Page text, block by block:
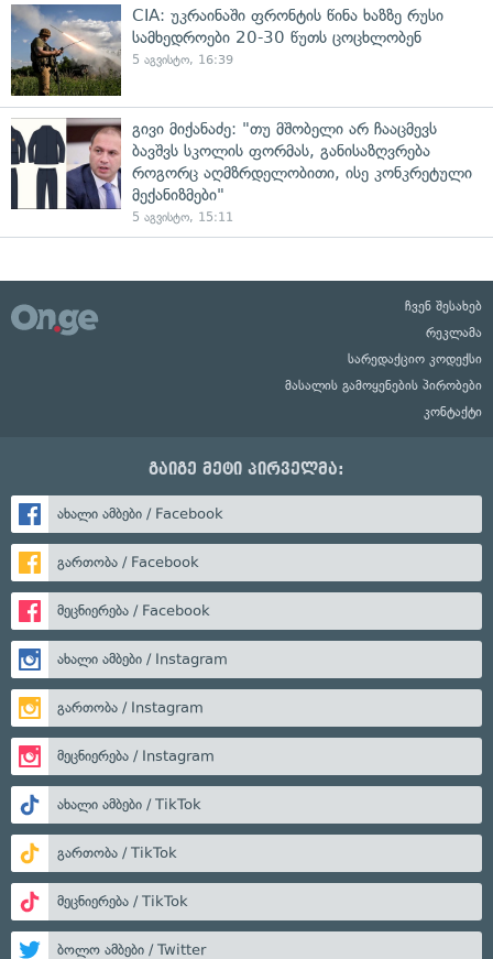
CIA: უკრაინაში ფრონტის წინა ხაზზე რუსი
სამხედროები 20-30 წუთს ცოცხლობენ
5 აგვისტო, 16:39
გივი მიქანაძე: "თუ მშობელი არ ჩააცმევს
ბავშვს სკოლის ფორმას, განისაზღვრება
როგორც აღმზრდელობითი, ისე კონკრეტული
მექანიზმები"
5 აგვისტო, 15:11
ჩვენ შესახებ
რეკლამა
სარედაქციო კოდექსი
მასალის გამოყენების პირობები
კონტაქტი
გაიგე მეტი პირველმა:
ახალი ამბები / Facebook
გართობა / Facebook
მეცნიერება / Facebook
ახალი ამბები / Instagram
გართობა / Instagram
მეცნიერება / Instagram
ახალი ამბები / TikTok
გართობა / TikTok
მეცნიერება / TikTok
ბოლო ამბები / Twitter